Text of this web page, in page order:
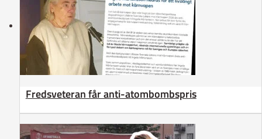
Fredsveteran får anti-atombombspris